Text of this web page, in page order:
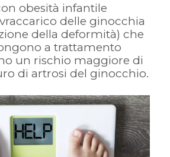
obesità infantile
delle ginocchia
della deformità) che
a trattamento
un rischio maggiore di
di artrosi del ginocchio.